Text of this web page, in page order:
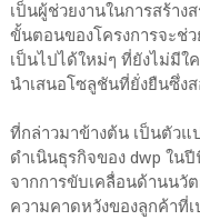
เป็นผู้ช่วยงานในการสร้า
ขั้นตอนของโครงการจะช่
เป็นไปได้ใหม่ๆ ที่ยังไม่มีใ
นำเสนอโซลูชันที่ยั่งยืนซึ่ง
ที่กล่าวมาข้างต้น เป็นตัว
ดำเนินธุรกิจของ dwp ใน
จากการขับเคลื่อนด้านนวั
ความคาดหวังของลูกค้าที่